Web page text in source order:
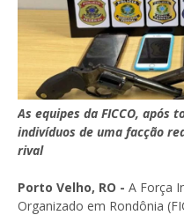
As equipes da FICCO, após
indivíduos de uma facção
rival
Porto Velho, RO - A Força
Organizado em Rondônia